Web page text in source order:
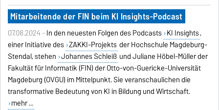
Mitarbeitende der FIN beim KI Insights-Podcast
07.08.2024 -In den neuesten Folgen des Podcasts KI Insights,
einer Initiative des ZAKKI-Projekts der Hochschule Magdeburg-
Stendal, stehen Johannes Schleiß und Juliane Höbel-Müller der
Fakultät für Informatik (FIN) der Otto-von-Guericke-Universität
Magdeburg (OVGU) im Mittelpunkt. Sie veranschaulichen die
transformative Bedeutung von KI in Bildung und Wirtschaft.
mehr ...